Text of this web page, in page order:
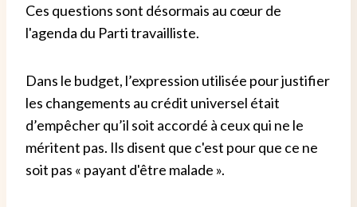
Ces questions sont désormais au cœur de
l'agenda du Parti travailliste.
Dans le budget, l’expression utilisée pour justifier
les changements au crédit universel était
d’empêcher qu’il soit accordé à ceux qui ne le
méritent pas. Ils disent que c'est pour que ce ne
soit pas « payant d'être malade ».